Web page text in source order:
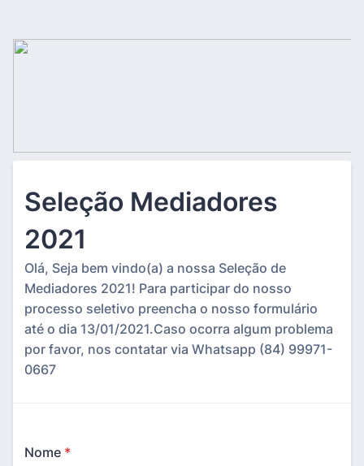
Seleção Mediadores
2021
Olá, Seja bem vindo(a) a nossa Seleção de
Mediadores 2021! Para participar do nosso
processo seletivo preencha o nosso formulário
até o dia 13/01/2021.Caso ocorra algum problema
por favor, nos contatar via Whatsapp (84) 99971-
0667
Nome *